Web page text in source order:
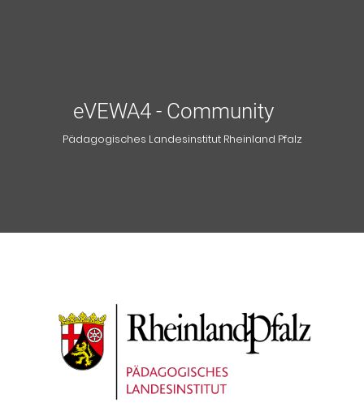
eVEWA4 - Community
Pädagogisches Landesinstitut Rheinland Pfalz